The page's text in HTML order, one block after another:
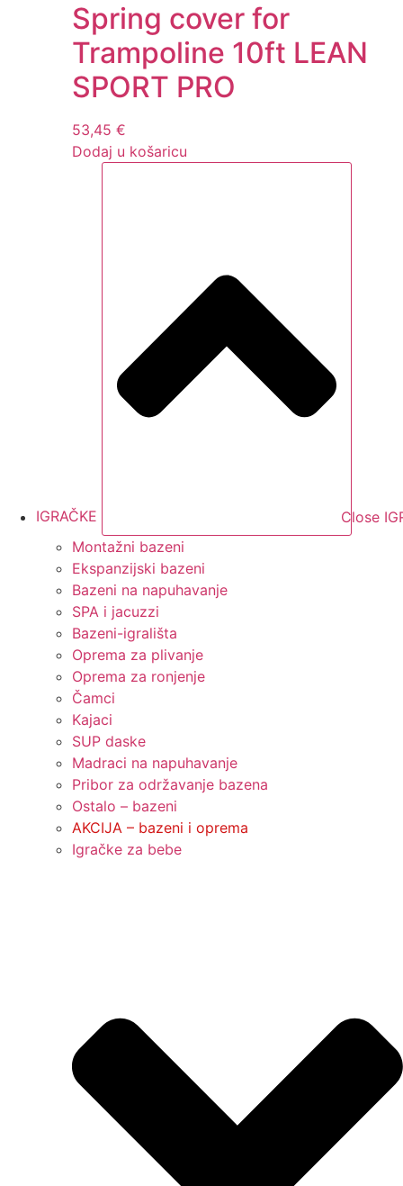
Spring cover for
Trampoline 10ft LEAN
SPORT PRO
53,45 €
Dodaj u košaricu
IGRAČKE
Close
Montažni bazeni
Ekspanzijski bazeni
Bazeni na napuhavanje
SPA i jacuzzi
Bazeni-igrališta
Oprema za plivanje
Oprema za ronjenje
Čamci
Kajaci
SUP daske
Madraci na napuhavanje
Pribor za održavanje bazena
Ostalo – bazeni
AKCIJA – bazeni i oprema
Igračke za bebe